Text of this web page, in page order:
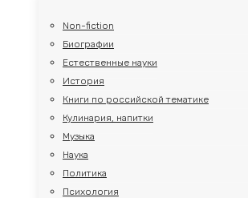
Non-fiction
Биографии
Естественные науки
История
Книги по российской тематике
Кулинария, напитки
Музыка
Наука
Политика
Психология